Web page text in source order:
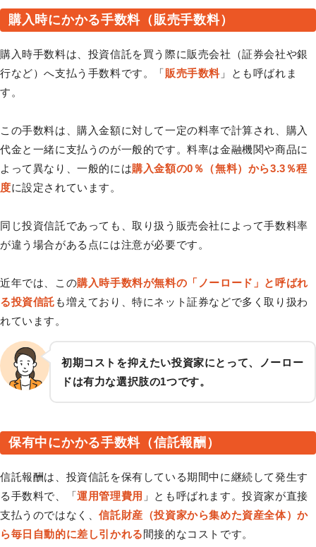
購入時にかかる手数料（販売手数料）
購入時手数料は、投資信託を買う際に販売会社（証券会社や銀
行など）へ支払う手数料です。「販売手数料 」とも呼ばれま
す。
この手数料は、購入金額に対して一定の料率で計算され、購入
代金と一緒に支払うのが一般的です。料率は金融機関や商品に
よって異なり、一般的には購入金額の0％（無料）から3.3％程
度に設定されています。
同じ投資信託であっても、取り扱う販売会社によって手数料率
が違う場合がある点には注意が必要です。
近年では、この購入時手数料が無料の「ノーロード」と呼ばれ
る投資信託 も増えており、特にネット証券などで多く取り扱わ
れています。
初期コストを抑えたい投資家にとって、ノーロー
ドは有力な選択肢の1つです。
保有中にかかる手数料（信託報酬）
信託報酬は、投資信託を保有している期間中に継続して発生す
る手数料で、「運用管理費用 」とも呼ばれます。投資家が直接
支払うのではなく、信託財産（投資家から集めた資産全体）か
ら毎日自動的に差し引かれる間接的なコストです。